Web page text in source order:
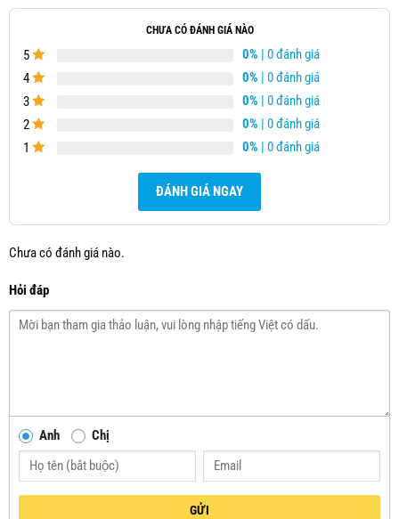
CHƯA CÓ ĐÁNH GIÁ NÀO
5 0% | 0 đánh giá
4
0% | 0 đánh giá
3
0% | 0 đánh giá
2
0% | 0 đánh giá
1
0% | 0 đánh giá
ĐÁNH GIÁ NGAY
Chưa có đánh giá nào.
Hỏi đáp
Anh Chị
GỬI